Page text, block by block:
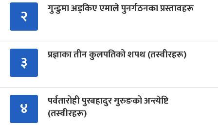
२ गुन्डुमा अड्किए एमाले पुनर्गठनका प्रस्तावहरू
३ प्रज्ञाका तीन कुलपतिको शपथ (तस्वीरहरू)
४
पर्वतारोही पुरबहादुर गुरुङको अन्त्येष्टि
(तस्वीरहरू)